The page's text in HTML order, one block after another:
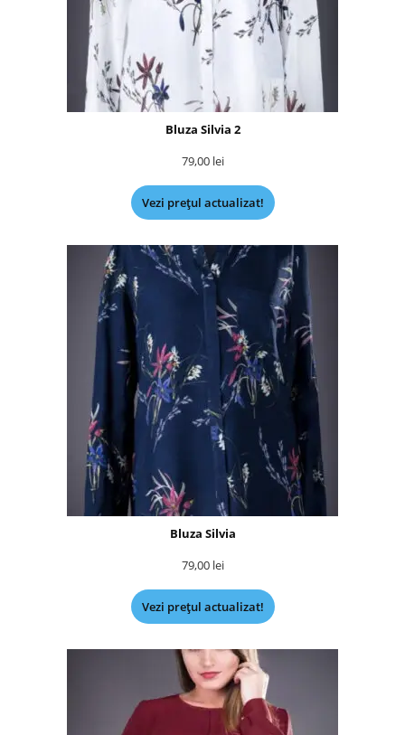
Bluza Silvia 2
79,00 lei
Vezi prețul actualizat!
Bluza Silvia
79,00 lei
Vezi prețul actualizat!